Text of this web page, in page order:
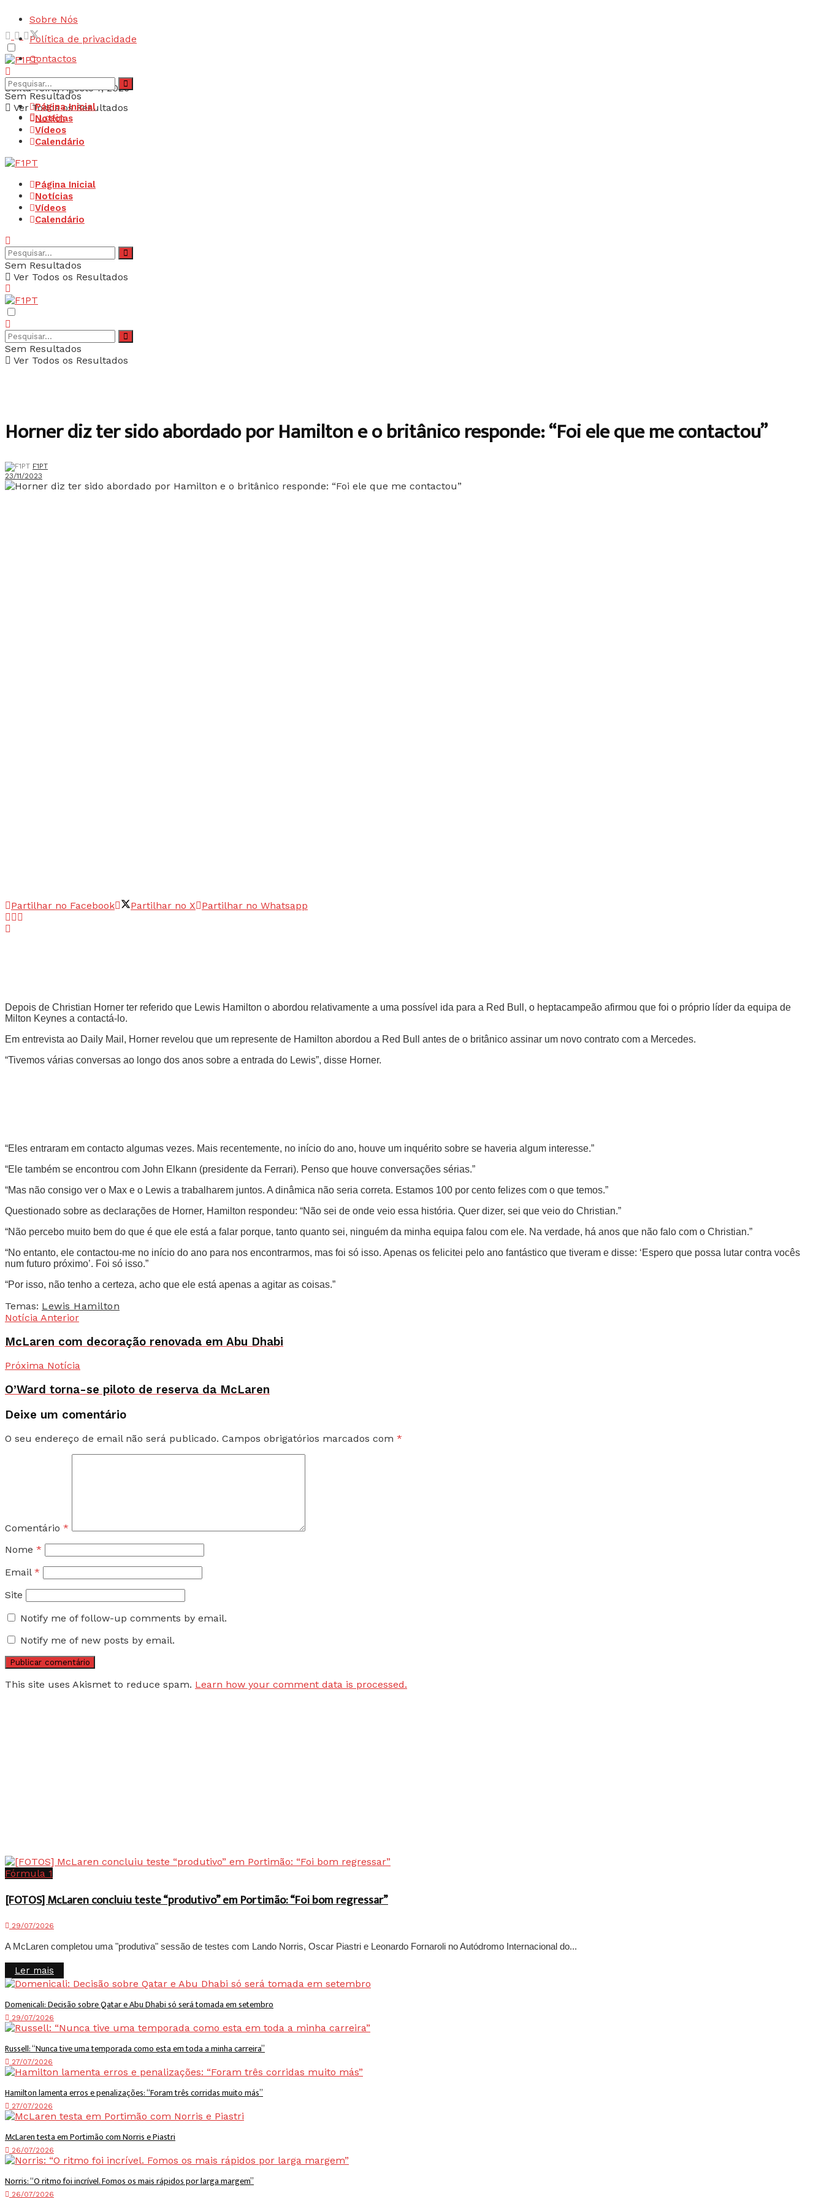
Sobre Nós
Política de privacidade
Contactos
Sexta-feira, Agosto 7, 2026
Login
Sem Resultados
Ver Todos os Resultados
Página Inicial
Notícias
Vídeos
Calendário
Página Inicial
Notícias
Vídeos
Calendário
Sem Resultados
Ver Todos os Resultados
Sem Resultados
Ver Todos os Resultados
Horner diz ter sido abordado por Hamilton e o britânico responde: “Foi ele que me contactou”
F1PT
23/11/2023
Partilhar no Facebook Partilhar no X Partilhar no Whatsapp
Depois de Christian Horner ter referido que Lewis Hamilton o abordou relativamente a uma possível ida para a Red Bull, o heptacampeão afirmou que foi o próprio líder da equipa de
Milton Keynes a contactá-lo.
Em entrevista ao Daily Mail, Horner revelou que um represente de Hamilton abordou a Red Bull antes de o britânico assinar um novo contrato com a Mercedes.
“Tivemos várias conversas ao longo dos anos sobre a entrada do Lewis”, disse Horner.
“Eles entraram em contacto algumas vezes. Mais recentemente, no início do ano, houve um inquérito sobre se haveria algum interesse.”
“Ele também se encontrou com John Elkann (presidente da Ferrari). Penso que houve conversações sérias.”
“Mas não consigo ver o Max e o Lewis a trabalharem juntos. A dinâmica não seria correta. Estamos 100 por cento felizes com o que temos.”
Questionado sobre as declarações de Horner, Hamilton respondeu: “Não sei de onde veio essa história. Quer dizer, sei que veio do Christian.”
“Não percebo muito bem do que é que ele está a falar porque, tanto quanto sei, ninguém da minha equipa falou com ele. Na verdade, há anos que não falo com o Christian.”
“No entanto, ele contactou-me no início do ano para nos encontrarmos, mas foi só isso. Apenas os felicitei pelo ano fantástico que tiveram e disse: ‘Espero que possa lutar contra vocês
num futuro próximo’. Foi só isso.”
“Por isso, não tenho a certeza, acho que ele está apenas a agitar as coisas.”
Temas: Lewis Hamilton
Notícia Anterior
McLaren com decoração renovada em Abu Dhabi
Próxima Notícia
O’Ward torna-se piloto de reserva da McLaren
Deixe um comentário
O seu endereço de email não será publicado. Campos obrigatórios marcados com *
Comentário *
Nome *
Email *
Site
Notify me of follow-up comments by email.
Notify me of new posts by email.
This site uses Akismet to reduce spam. Learn how your comment data is processed.
Fórmula 1
[FOTOS] McLaren concluiu teste “produtivo” em Portimão: “Foi bom regressar”
29/07/2026
A McLaren completou uma "produtiva" sessão de testes com Lando Norris, Oscar Piastri e Leonardo Fornaroli no Autódromo Internacional do...
Ler mais
Domenicali: Decisão sobre Qatar e Abu Dhabi só será tomada em setembro
29/07/2026
Russell: “Nunca tive uma temporada como esta em toda a minha carreira”
27/07/2026
Hamilton lamenta erros e penalizações: “Foram três corridas muito más”
27/07/2026
McLaren testa em Portimão com Norris e Piastri
26/07/2026
Norris: “O ritmo foi incrível. Fomos os mais rápidos por larga margem”
26/07/2026